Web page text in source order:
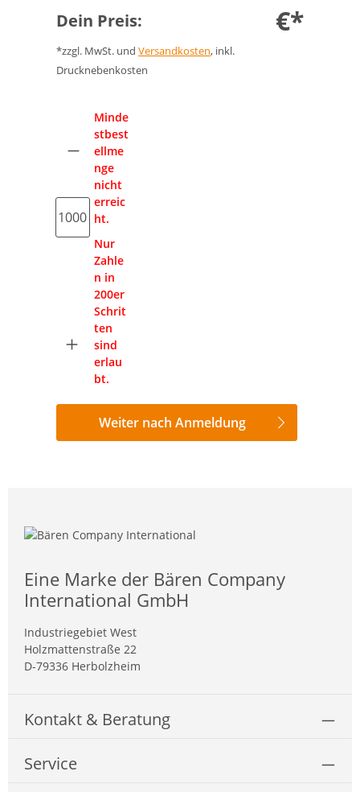
Dein Preis: €*
*zzgl. MwSt. und Versandkosten, inkl.
Drucknebenkosten
Minde
stbest
ellme
nge
nicht
erreic
ht.
Nur
Zahle
n in
200er
Schrit
ten
sind
erlau
bt.
Weiter nach Anmeldung
Eine Marke der Bären Company
International GmbH
Industriegebiet West
Holzmattenstraße 22
D-79336 Herbolzheim
Kontakt & Beratung
Service